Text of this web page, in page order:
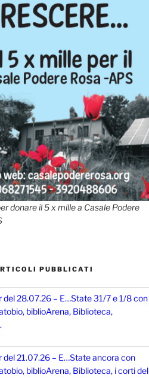
donare il 5 x mille a Casale Podere
PUBBLICATI
del 28.07.26 – E…State 31/7 e 1/8 con
biblioArena, Biblioteca,
del 21.07.26 – E…State ancora con
biblioArena, Biblioteca, i corti del